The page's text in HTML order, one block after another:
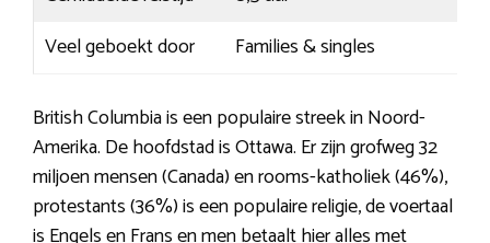
Veel geboekt door
Families & singles
British Columbia is een populaire streek in Noord-
Amerika. De hoofdstad is Ottawa. Er zijn grofweg 32
miljoen mensen (Canada) en rooms-katholiek (46%),
protestants (36%) is een populaire religie, de voertaal